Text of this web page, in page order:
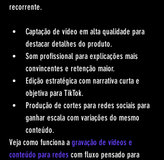
recorrente.
Captação de vídeo em alta qualidade para
destacar detalhes do produto.
Som profissional para explicações mais
convincentes e retenção maior.
Edição estratégica com narrativa curta e
objetiva para TikTok.
Produção de cortes para redes sociais para
ganhar escala com variações do mesmo
conteúdo.
Veja como funciona a gravação de vídeos e
conteúdo para redes com fluxo pensado para